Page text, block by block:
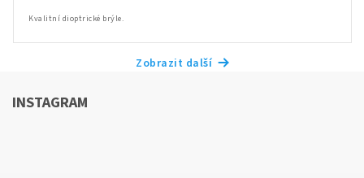
Zobrazit další
INSTAGRAM